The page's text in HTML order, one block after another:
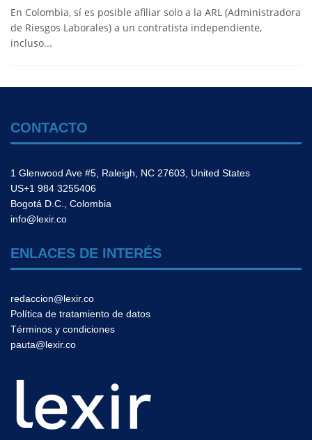
En Colombia, sí es posible afiliar solo a la ARL (Administradora
de Riesgos Laborales) a un contratista independiente,
incluso...
CONTACTO
1 Glenwood Ave #5, Raleigh, NC 27603, United States
US+1 984 3255406
Bogotá D.C., Colombia
info@lexir.co
ENLACES DE INTERÉS
redaccion@lexir.co
Política de tratamiento de datos
Términos y condiciones
pauta@lexir.co